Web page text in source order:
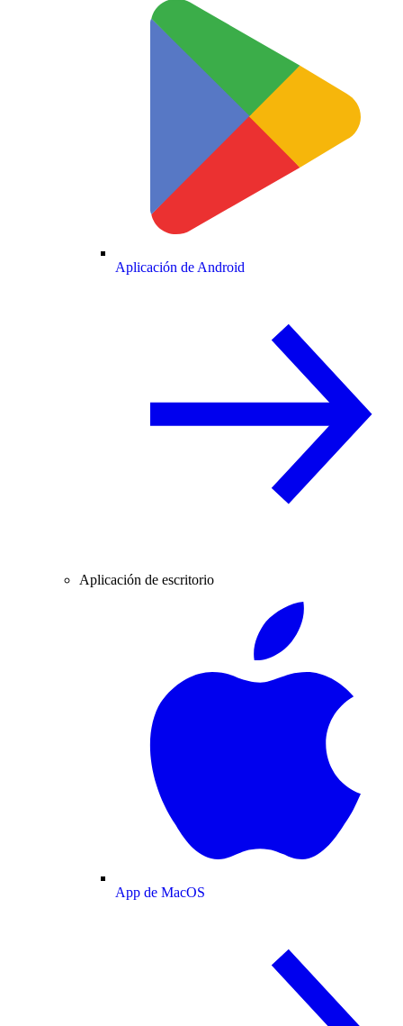
Aplicación de Android
Aplicación de escritorio
App de MacOS